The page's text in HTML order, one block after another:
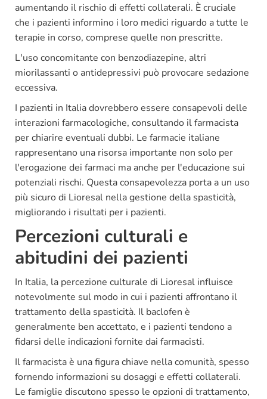
aumentando il rischio di effetti collaterali. È cruciale
che i pazienti informino i loro medici riguardo a tutte le
terapie in corso, comprese quelle non prescritte.
L'uso concomitante con benzodiazepine, altri
miorilassanti o antidepressivi può provocare sedazione
eccessiva.
I pazienti in Italia dovrebbero essere consapevoli delle
interazioni farmacologiche, consultando il farmacista
per chiarire eventuali dubbi. Le farmacie italiane
rappresentano una risorsa importante non solo per
l'erogazione dei farmaci ma anche per l'educazione sui
potenziali rischi. Questa consapevolezza porta a un uso
più sicuro di Lioresal nella gestione della spasticità,
migliorando i risultati per i pazienti.
Percezioni culturali e
abitudini dei pazienti
In Italia, la percezione culturale di Lioresal influisce
notevolmente sul modo in cui i pazienti affrontano il
trattamento della spasticità. Il baclofen è
generalmente ben accettato, e i pazienti tendono a
fidarsi delle indicazioni fornite dai farmacisti.
Il farmacista è una figura chiave nella comunità, spesso
fornendo informazioni su dosaggi e effetti collaterali.
Le famiglie discutono spesso le opzioni di trattamento,